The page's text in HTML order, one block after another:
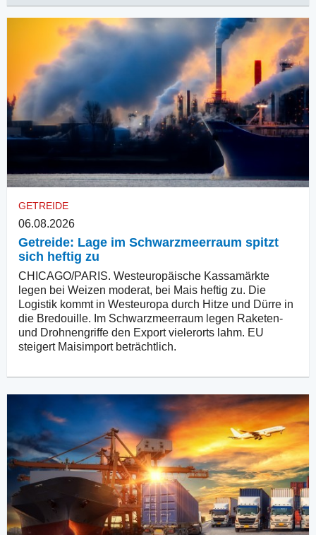
GETREIDE
06.08.2026
Getreide: Lage im Schwarzmeerraum spitzt
sich heftig zu
CHICAGO/PARIS. Westeuropäische Kassamärkte
legen bei Weizen moderat, bei Mais heftig zu. Die
Logistik kommt in Westeuropa durch Hitze und Dürre in
die Bredouille. Im Schwarzmeerraum legen Raketen-
und Drohnengriffe den Export vielerorts lahm. EU
steigert Maisimport beträchtlich.